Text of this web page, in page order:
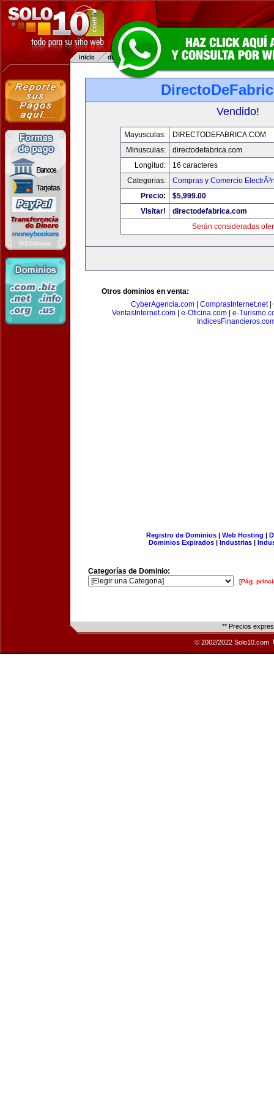
Vendido!
Mayusculas:
DIRECTODEFABRICA.COM
Minusculas:
directodefabrica.com
Longitud:
16 caracteres
Categorias:
Compras y Comercio
Precio:
$5,999.00
Visitar!
directodefabrica.com
Serán consideradas
Otros dominios en venta:
CyberAgencia.com| ComprasInternet.net|
VentasInternet.com
e-Oficina.com
e-
Registro de Dominios| Web Hosting |
Dominios Expirados | Industrias |
Categorías de Dominio:
[Pág.
** Precios
© 2002/2022 Solo10.com